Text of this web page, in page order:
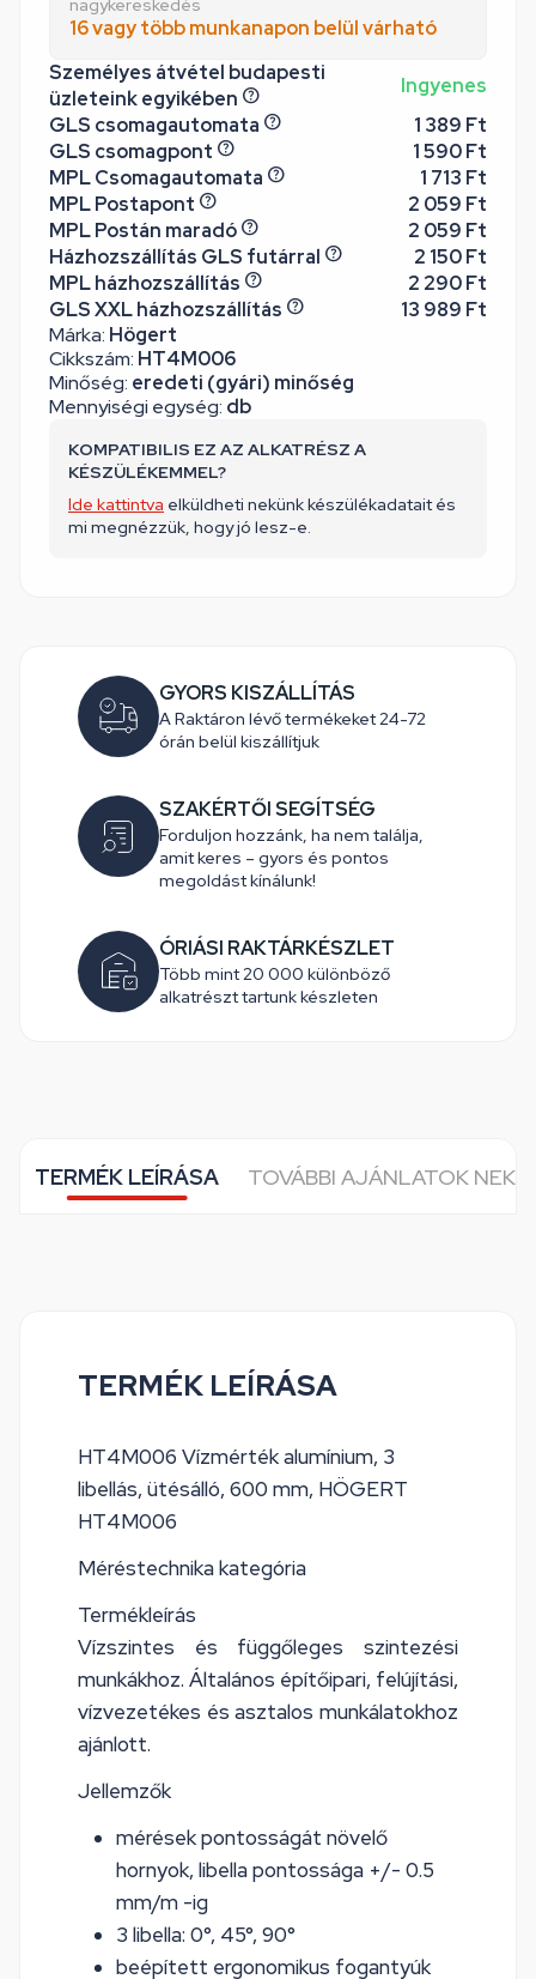
Márka: Högert
Cikkszám: HT4M006
Minőség: eredeti (gyári) minőség
Mennyiségi egység: db
nagykereskedés
16 vagy több munkanapon belül várható
Személyes átvétel budapesti
üzleteink egyikében
Ingyenes
GLS csomagautomata
1 389 Ft
GLS csomagpont
1 590 Ft
MPL Csomagautomata
1 713 Ft
MPL Postapont
2 059 Ft
MPL Postán maradó
2 059 Ft
Házhozszállítás GLS futárral
2 150 Ft
MPL házhozszállítás
2 290 Ft
GLS XXL házhozszállítás
13 989 Ft
KOMPATIBILIS EZ AZ ALKATRÉSZ A
KÉSZÜLÉKEMMEL?
Ide kattintva elküldheti nekünk készülékadatait és
mi megnézzük, hogy jó lesz-e.
GYORS KISZÁLLÍTÁS
A Raktáron lévő termékeket 24-72
órán belül kiszállítjuk
SZAKÉRTŐI SEGÍTSÉG
Forduljon hozzánk, ha nem találja,
amit keres – gyors és pontos
megoldást kínálunk!
ÓRIÁSI RAKTÁRKÉSZLET
Több mint 20 000 különböző
alkatrészt tartunk készleten
TERMÉK LEÍRÁSA TOVÁBBI AJÁNLATOK
TERMÉK LEÍRÁSA
HT4M006 Vízmérték alumínium, 3
libellás, ütésálló, 600 mm, HÖGERT
HT4M006
Méréstechnika kategória
Termékleírás
Vízszintes és függőleges szintezési
munkákhoz. Általános építőipari, felújítási,
vízvezetékes és asztalos munkálatokhoz
ajánlott.
Jellemzők
mérések pontosságát növelő
hornyok, libella pontossága +/- 0.5
mm/m -ig
3 libella: 0°, 45°, 90°
beépített ergonomikus fogantyúk